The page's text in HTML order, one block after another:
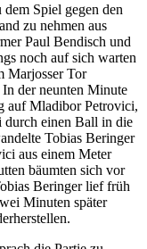
Spiel gegen den
zu nehmen aus
Paul Bendisch und
noch auf sich warten
Marjosser Tor
der neunten Minute
auf Mladibor Petrovici,
durch einen Ball in die
Tobias Beringer
aus einem Meter
bäumten sich vor
Beringer lief früh
Minuten später